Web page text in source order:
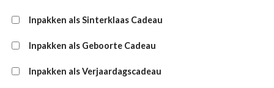
Inpakken als Sinterklaas Cadeau
Inpakken als Geboorte Cadeau
Inpakken als Verjaardagscadeau